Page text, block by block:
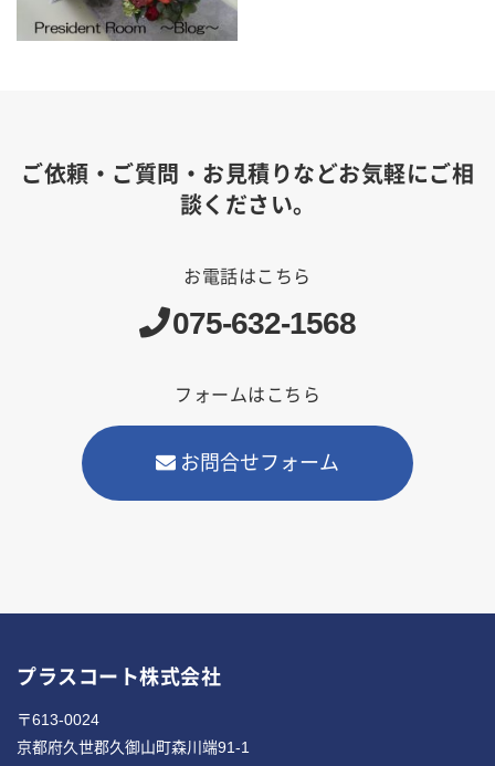
ご依頼・ご質問・お見積りなどお気軽にご相
談ください。
お電話はこちら
075-632-1568
フォームはこちら
お問合せフォーム
プラスコート株式会社
〒613-0024
京都府久世郡久御山町森川端91-1